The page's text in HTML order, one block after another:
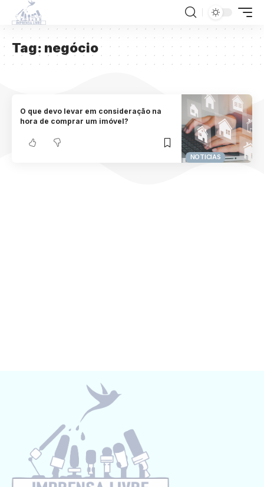
Tag: negócio
NOTICIAS
O que devo levar em consideração na
hora de comprar um imóvel?